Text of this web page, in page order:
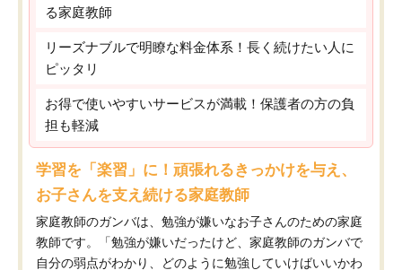
る家庭教師
リーズナブルで明瞭な料金体系！長く続けたい人に
ピッタリ
お得で使いやすいサービスが満載！保護者の方の負
担も軽減
学習を「楽習」に！頑張れるきっかけを与え、
お子さんを支え続ける家庭教師
家庭教師のガンバは、勉強が嫌いなお子さんのための家庭
教師です。「勉強が嫌いだったけど、家庭教師のガンバで
自分の弱点がわかり、どのように勉強していけばいいかわ